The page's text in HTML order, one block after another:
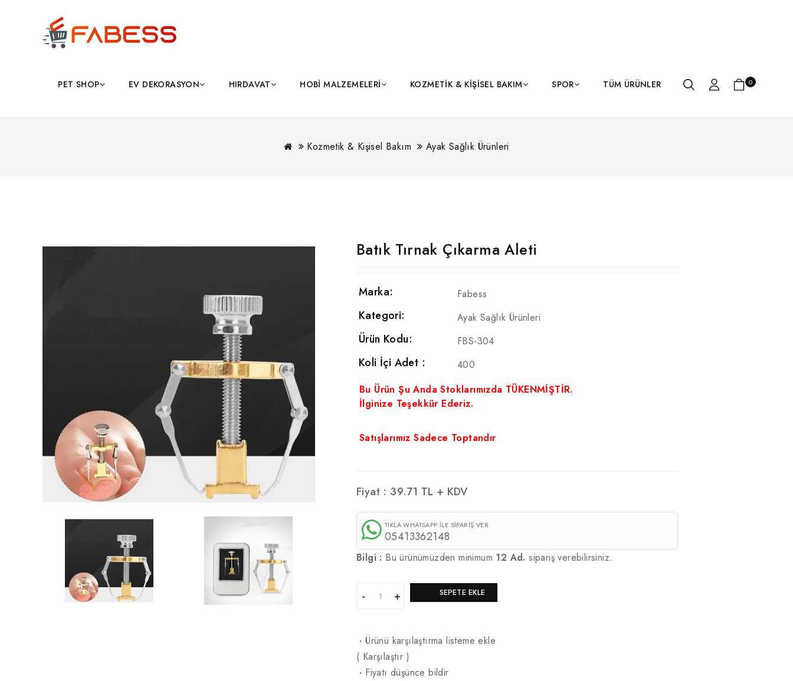
PET SHOP EV DEKORASYON HIRDAVAT HOBI MALZEMELERI KOZMETIK & KIŞISEL BAKIM SPOR TÜM ÜRÜNLER 0
Kozmetik & Kişisel Bakım Ayak Sağlık Ürünleri
Batık Tırnak Çıkarma Aleti
Marka: Fabess
Kategori: Ayak Sağlık Ürünleri
Ürün Kodu: FBS-304
Koli İçi Adet :
400
Bu Ürün Şu Anda Stoklarımızda TÜKENMİŞTİR.
İlginize Teşekkür Ederiz.
Satışlarımız Sadece Toptandır
Fiyat : 39.71 TL + KDV
TIKLA WHATSAPP İLE SİPARİŞ VER
05413362148
Bilgi : Bu ürünümüzden minimum 12 Ad. sipariş verebilirsiniz.
SEPETE EKLE
·Ürünü karşılaştırma listeme ekle
( Karşılaştır )
· Fiyatı düşünce bildir